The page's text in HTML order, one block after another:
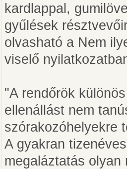
kardlappal,
gyűlések
olvasható a Nem
viselő
"A rendőrök
ellenállást nem
szórakozóhelyekre
A gyakran
megaláztatás